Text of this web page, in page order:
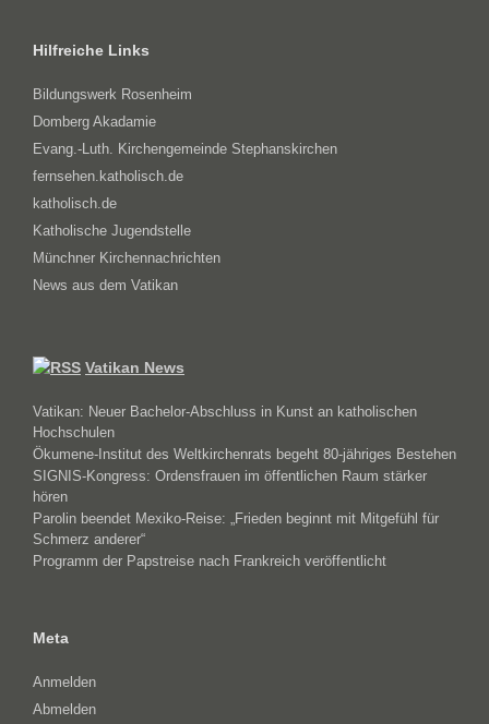
Hilfreiche Links
Bildungswerk Rosenheim
Domberg Akadamie
Evang.-Luth. Kirchengemeinde Stephanskirchen
fernsehen.katholisch.de
katholisch.de
Katholische Jugendstelle
Münchner Kirchennachrichten
News aus dem Vatikan
Vatikan News
Vatikan: Neuer Bachelor-Abschluss in Kunst an katholischen
Hochschulen
Ökumene-Institut des Weltkirchenrats begeht 80-jähriges Bestehen
SIGNIS-Kongress: Ordensfrauen im öffentlichen Raum stärker
hören
Parolin beendet Mexiko-Reise: „Frieden beginnt mit Mitgefühl für
Schmerz anderer“
Programm der Papstreise nach Frankreich veröffentlicht
Meta
Anmelden
Abmelden